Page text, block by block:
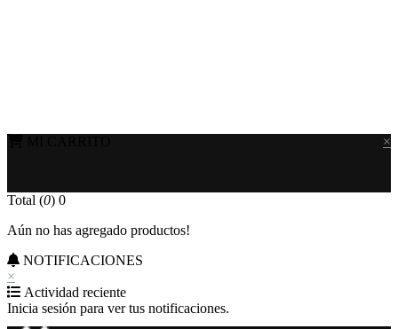
×
Total (0) 0
Aún no has agregado productos!
NOTIFICACIONES
×
Actividad reciente
Inicia sesión para ver tus notificaciones.